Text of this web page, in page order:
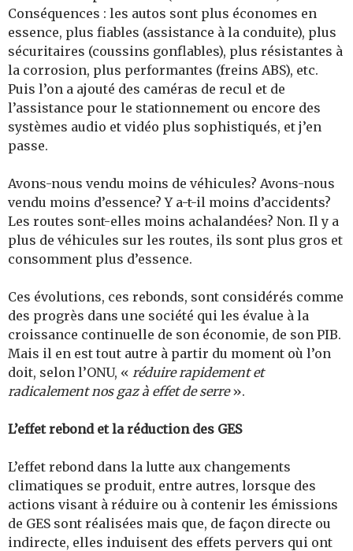
Conséquences : les autos sont plus économes en
essence, plus fiables (assistance à la conduite), plus
sécuritaires (coussins gonflables), plus résistantes à
la corrosion, plus performantes (freins ABS), etc.
Puis l’on a ajouté des caméras de recul et de
l’assistance pour le stationnement ou encore des
systèmes audio et vidéo plus sophistiqués, et j’en
passe.
Avons-nous vendu moins de véhicules? Avons-nous
vendu moins d’essence? Y a-t-il moins d’accidents?
Les routes sont-elles moins achalandées? Non. Il y a
plus de véhicules sur les routes, ils sont plus gros et
consomment plus d’essence.
Ces évolutions, ces rebonds, sont considérés comme
des progrès dans une société qui les évalue à la
croissance continuelle de son économie, de son PIB.
Mais il en est tout autre à partir du moment où l’on
doit, selon l’ONU, « réduire rapidement et
radicalement nos gaz à effet de serre».
L’effet rebond et la réduction des GES
L’effet rebond dans la lutte aux changements
climatiques se produit, entre autres, lorsque des
actions visant à réduire ou à contenir les émissions
de GES sont réalisées mais que, de façon directe ou
indirecte, elles induisent des effets pervers qui ont